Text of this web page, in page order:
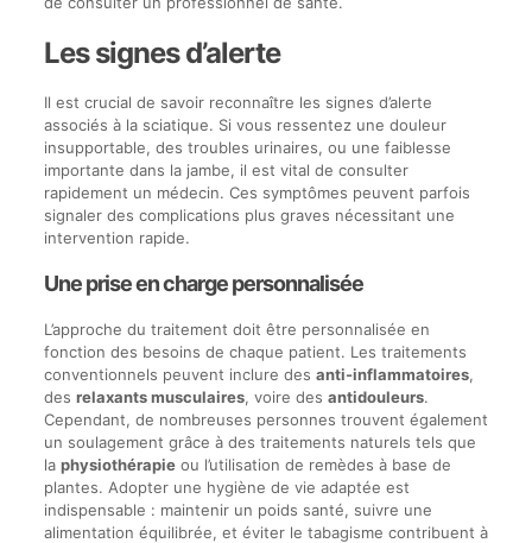
Les signes d’alerte
Il est crucial de savoir reconnaître les signes d’alerte
associés à la sciatique. Si vous ressentez une douleur
insupportable, des troubles urinaires, ou une faiblesse
importante dans la jambe, il est vital de consulter
rapidement un médecin. Ces symptômes peuvent parfois
signaler des complications plus graves nécessitant une
intervention rapide.
Une prise en charge personnalisée
L’approche du traitement doit être personnalisée en
fonction des besoins de chaque patient. Les traitements
conventionnels peuvent inclure des anti-inflammatoires,
des relaxants musculaires, voire des antidouleurs.
Cependant, de nombreuses personnes trouvent également
un soulagement grâce à des traitements naturels tels que
la physiothérapieou l’utilisation de remèdes à base de
plantes. Adopter une hygiène de vie adaptée est
indispensable : maintenir un poids santé, suivre une
alimentation équilibrée, et éviter le tabagisme contribuent à